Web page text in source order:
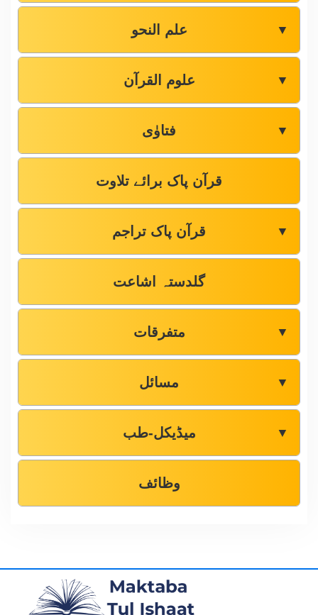
علم النحو ▼
علوم القرآن ▼
فتاوٰی ▼
قرآن پاک برائے تلاوت
قرآن پاک تراجم ▼
گلدستہ اشاعت
متفرقات ▼
مسائل ▼
میڈیکل-طب ▼
وظائف